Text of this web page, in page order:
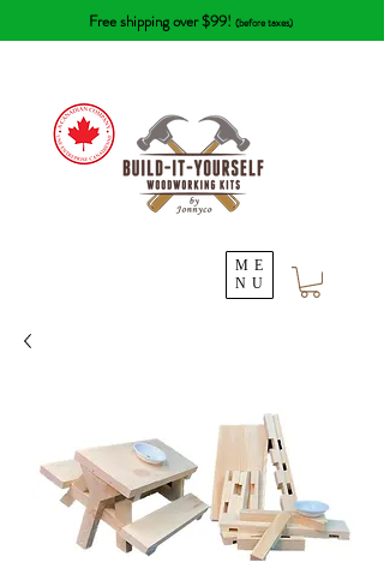
ME
NU
Free shipping over $99! (before taxes)